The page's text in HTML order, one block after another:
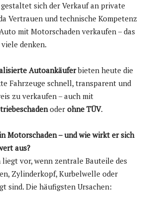
sich der Verkauf an private
Vertrauen und technische Kompetenz
mit Motorschaden verkaufen – das
denken.
Autoankäuferbieten heute die
Fahrzeuge schnell, transparent und
zu verkaufen – auch mit
oder ohne TÜV.
Motorschaden – und wie wirkt er sich
aus?
vor, wenn zentrale Bauteile des
Zylinderkopf, Kurbelwelle oder
sind. Die häufigsten Ursachen: